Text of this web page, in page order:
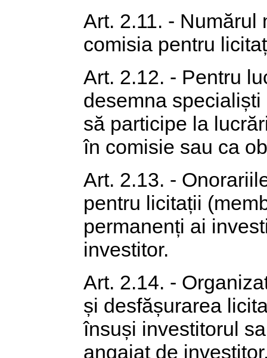
Art. 2.11. -
comisia pentru
Art. 2.12. - Pentru
desemna
să participe la
în comisie sau ca
Art. 2.13. -
pentru licitații
permanenți ai
investitor.
Art. 2.14. -
și desfășurarea
însuși investitorul
angajat de